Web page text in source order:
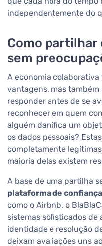
independentemente do
Como partilhar
sem
A economia colaborativa
vantagens, mas
responder antes de se
reconhecer em quem
alguém danifica um
os dados pessoais?
completamente
maioria delas existem
A base de uma partilha
plataforma de confiança
como o Airbnb, o
sistemas sofisticados de
identidade e resolução
deixam avaliações uns